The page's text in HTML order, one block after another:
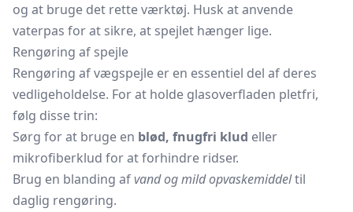
og at bruge det rette værktøj. Husk at anvende
vaterpas for at sikre, at spejlet hænger lige.
Rengøring af spejle
Rengøring af vægspejle er en essentiel del af deres
vedligeholdelse. For at holde glasoverfladen pletfri,
følg disse trin:
Sørg for at bruge en blød, fnugfri klud eller
mikrofiberklud for at forhindre ridser.
Brug en blanding afvand og mild opvaskemiddeltil
daglig rengøring.